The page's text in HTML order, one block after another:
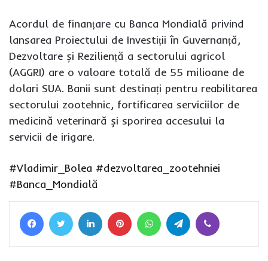
Acordul de finanțare cu Banca Mondială privind
lansarea Proiectului de Investiții în Guvernanță,
Dezvoltare și Reziliență a sectorului agricol
(AGGRI) are o valoare totală de 55 milioane de
dolari SUA. Banii sunt destinați pentru reabilitarea
sectorului zootehnic, fortificarea serviciilor de
medicină veterinară și sporirea accesului la
servicii de irigare.
#Vladimir_Bolea #dezvoltarea_zootehniei
#Banca_Mondială
FacebookTwitter LinkedIn Pinterest WhatsAppTelegram